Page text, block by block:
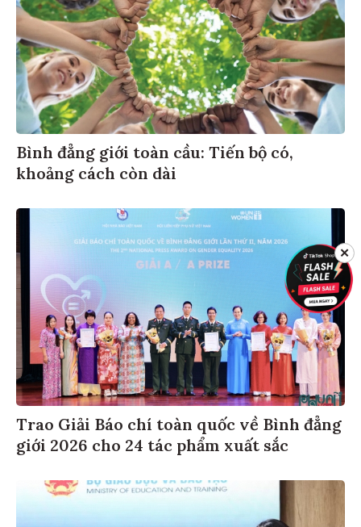
Bình đẳng giới toàn cầu: Tiến bộ có,
khoảng cách còn dài
Trao Giải Báo chí toàn quốc về Bình đẳng
giới 2026 cho 24 tác phẩm xuất sắc
✕